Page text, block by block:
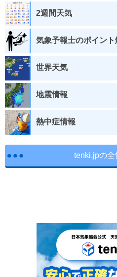
2週間天気
気象予報士のポイント
世界天気
地震情報
熱中症情報
tenki.jpの全